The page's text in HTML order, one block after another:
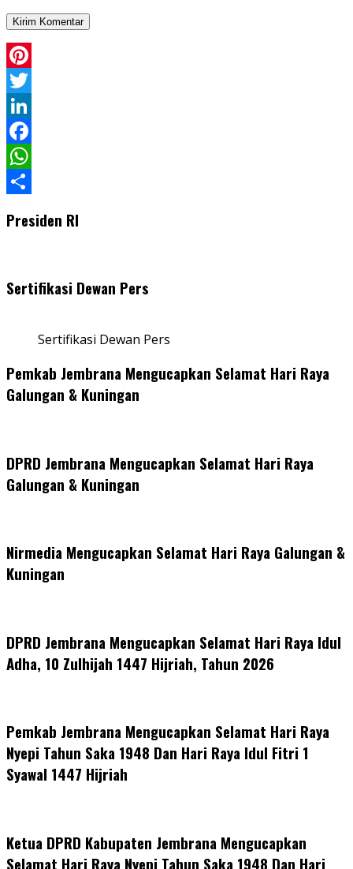
Pinterest
Twitter
LinkedIn
Facebook
WhatsApp
Presiden RI
Sertifikasi Dewan Pers
Sertifikasi Dewan Pers
Pemkab Jembrana Mengucapkan Selamat Hari Raya
Galungan & Kuningan
DPRD Jembrana Mengucapkan Selamat Hari Raya
Galungan & Kuningan
Nirmedia Mengucapkan Selamat Hari Raya Galungan &
Kuningan
DPRD Jembrana Mengucapkan Selamat Hari Raya Idul
Adha, 10 Zulhijah 1447 Hijriah, Tahun 2026
Pemkab Jembrana Mengucapkan Selamat Hari Raya
Nyepi Tahun Saka 1948 Dan Hari Raya Idul Fitri 1
Syawal 1447 Hijriah
Ketua DPRD Kabupaten Jembrana Mengucapkan
Selamat Hari Raya Nyepi Tahun Saka 1948 Dan Hari